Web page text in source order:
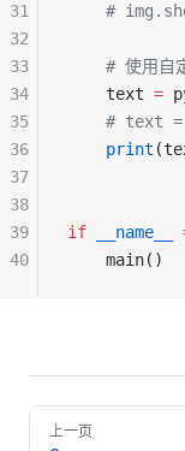
#
# 使用自
    text
=
# text
    print
if __name__
    main()
31
32
33
34
35
36
37
38
39
40
Pager
上一页